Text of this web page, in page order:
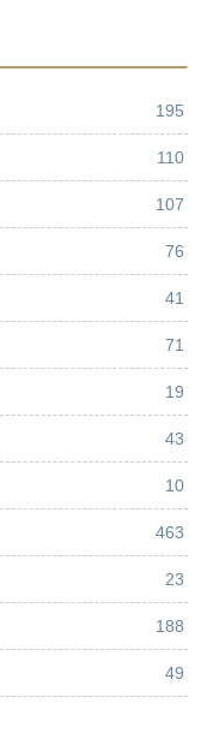
195
110
107
76
41
71
19
43
10
463
23
188
49